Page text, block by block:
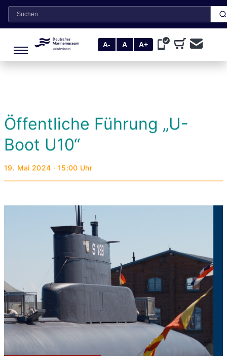
Suche
A- A A+
Öffentliche Führung „U-
Boot U10“
19. Mai 2024 · 15:00 Uhr